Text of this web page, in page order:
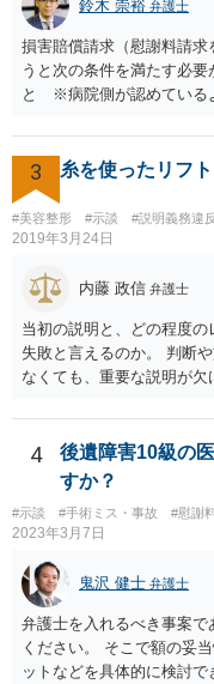
鈴木 崇裕 弁護士
損害賠償請求（慰謝料請
うと次の条件を満たす必
と ※病院側が認めている
術のミスの「せいで」マ
ければならなくなった「
を外せなくなった「せい
したこと 「せいで」と強
因果関係」です。 手術の
しく悪くなってしまった
しまったとかいう事情が
ただし，手術代の返金に
ん」という趣旨の合意を
には困難となります。
3 糸を使ったリフ
#美容整形 #示談 #説明義務違反
2019年3月24日
内藤 政信 弁護士
当初の説明と、どの程度の
失敗と言えるのか。 判断
なくても、重要な説明が
4
後遺障害10級の
すか？
#示談 #手術ミス・事故 #慰謝
2023年3月7日
鬼沢 健士 弁護士
弁護士を入れるべき事案
ください。 そこで額の妥
ットなどを具体的に検討